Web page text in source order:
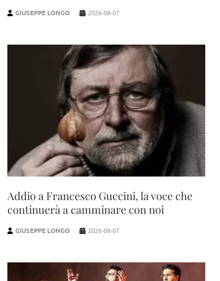
GIUSEPPE LONGO 2026-08-07
Addio a Francesco Guccini, la voce che
continuerà a camminare con noi
GIUSEPPE LONGO 2026-08-07